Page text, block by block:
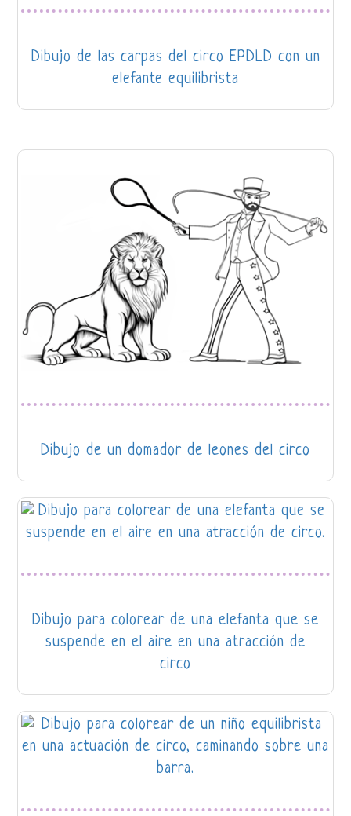
Dibujo de las carpas del circo EPDLD con un
elefante equilibrista
Dibujo de un domador de leones del circo
Dibujo para colorear de una elefanta que se
suspende en el aire en una atracción de
circo